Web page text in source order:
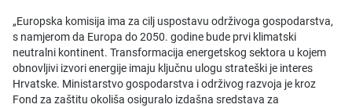
„Europska komisija ima za cilj uspostavu održivoga gospodarstva,
s namjerom da Europa do 2050. godine bude prvi klimatski
neutralni kontinent. Transformacija energetskog sektora u kojem
obnovljivi izvori energije imaju ključnu ulogu strateški je interes
Hrvatske. Ministarstvo gospodarstva i održivog razvoja je kroz
Fond za zaštitu okoliša osiguralo izdašna sredstava za